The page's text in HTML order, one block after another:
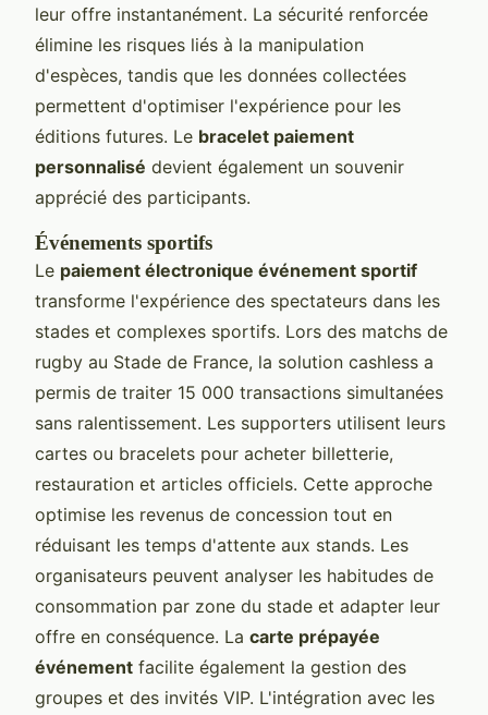
leur offre instantanément. La sécurité renforcée
élimine les risques liés à la manipulation
d'espèces, tandis que les données collectées
permettent d'optimiser l'expérience pour les
éditions futures. Le bracelet paiement
personnalisé devient également un souvenir
apprécié des participants.
Événements sportifs
Le paiement électronique événement sportif
transforme l'expérience des spectateurs dans les
stades et complexes sportifs. Lors des matchs de
rugby au Stade de France, la solution cashless a
permis de traiter 15 000 transactions simultanées
sans ralentissement. Les supporters utilisent leurs
cartes ou bracelets pour acheter billetterie,
restauration et articles officiels. Cette approche
optimise les revenus de concession tout en
réduisant les temps d'attente aux stands. Les
organisateurs peuvent analyser les habitudes de
consommation par zone du stade et adapter leur
offre en conséquence. La carte prépayée
événement facilite également la gestion des
groupes et des invités VIP. L'intégration avec les